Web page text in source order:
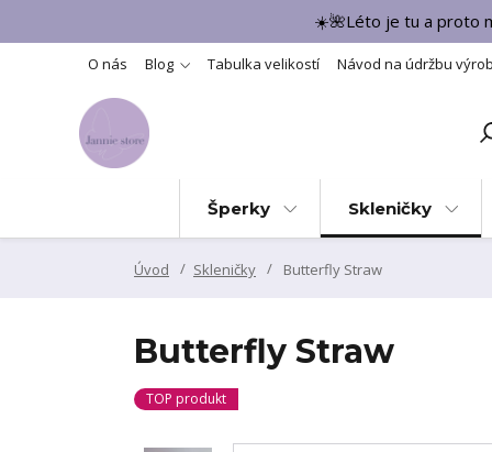
☀️🌺Léto je tu a proto
O nás Blog Tabulka velikostí Návod na údržbu
Šperky Skleničky
Úvod Skleničky Butterfly Straw
Butterfly Straw
TOP produkt